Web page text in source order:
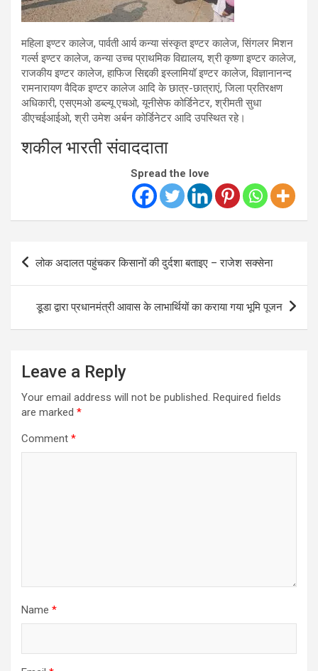
महिला इण्टर कालेज, पार्वती आर्य कन्या संस्कृत इण्टर कालेज, सिंगलर मिशन
गर्ल्स इण्टर कालेज, कन्या उच्च प्राथमिक विद्यालय, श्री कृष्णा इण्टर कालेज,
राजकीय इण्टर कालेज, हाफिज सिद्दकी इस्लामियॉ इण्टर कालेज, विज्ञानानन्द
रामनारायण वैदिक इण्टर कालेज आदि के छात्र-छात्राएं, जिला प्रतिरक्षण
अधिकारी, एसएमओ डब्ल्यू एचओ, यूनीसेफ कोर्डिनेटर, श्रीमती सुधा
डीएचईआईओ, श्री उमेश अर्बन कोर्डिनेटर आदि उपस्थित रहे।
शकील भारती संवाददाता
Spread the love
Post
navigation
लोक अदालत पहुंचकर किसानों की दुर्दशा बताइए – राजेश सक्सेना
डूडा द्वारा प्रधानमंत्री आवास के लाभार्थियों का कराया गया भूमि पूजन
Leave a Reply
Your email address will not be published. Required fields
are marked *
Comment *
Name *